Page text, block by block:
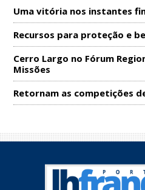
Uma vitória nos instantes
Recursos para proteção e
Cerro Largo no Fórum
Missões
Retornam as competições